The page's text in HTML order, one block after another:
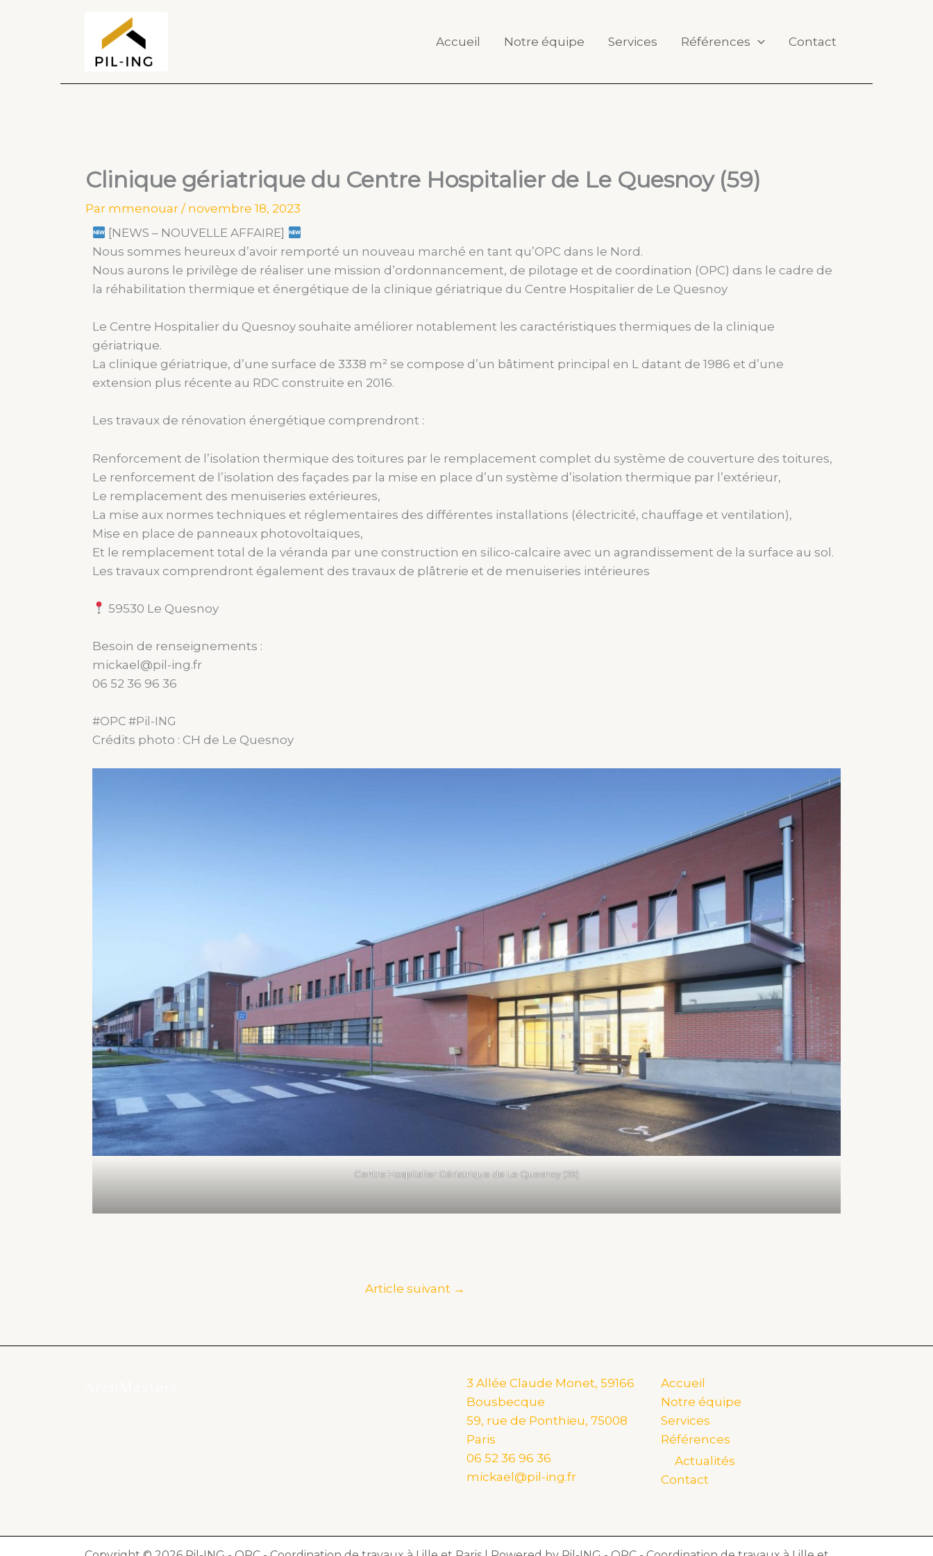
Accueil Notre équipe Services Références Contact
Clinique gériatrique du Centre Hospitalier de Le Quesnoy (59)
Par mmenouar / novembre 18, 2023
[NEWS – NOUVELLE AFFAIRE]
Nous sommes heureux d’avoir remporté un nouveau marché en tant qu’OPC dans le Nord.
Nous aurons le privilège de réaliser une mission d’ordonnancement, de pilotage et de coordination (OPC) dans le cadre de
la réhabilitation thermique et énergétique de la clinique gériatrique du Centre Hospitalier de Le Quesnoy
Le Centre Hospitalier du Quesnoy souhaite améliorer notablement les caractéristiques thermiques de la clinique
gériatrique.
La clinique gériatrique, d’une surface de 3338 m² se compose d’un bâtiment principal en L datant de 1986 et d’une
extension plus récente au RDC construite en 2016.
Les travaux de rénovation énergétique comprendront :
Renforcement de l’isolation thermique des toitures par le remplacement complet du système de couverture des toitures,
Le renforcement de l’isolation des façades par la mise en place d’un système d’isolation thermique par l’extérieur,
Le remplacement des menuiseries extérieures,
La mise aux normes techniques et réglementaires des différentes installations (électricité, chauffage et ventilation),
Mise en place de panneaux photovoltaïques,
Et le remplacement total de la véranda par une construction en silico-calcaire avec un agrandissement de la surface au sol.
Les travaux comprendront également des travaux de plâtrerie et de menuiseries intérieures
59530 Le Quesnoy
Besoin de renseignements :
mickael@pil-ing.fr
06 52 36 96 36
#OPC #Pil-ING
Crédits photo : CH de Le Quesnoy
Centre Hospitalier Gériatrique de Le Quesnoy (59)
Article suivant →
3 Allée Claude Monet, 59166
Bousbecque
59, rue de Ponthieu, 75008
Paris
06 52 36 96 36
mickael@pil-ing.fr
Accueil
Notre équipe
Services
Références
Actualités
Contact